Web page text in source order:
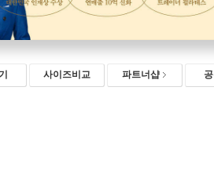
사이즈비교 파트너샵